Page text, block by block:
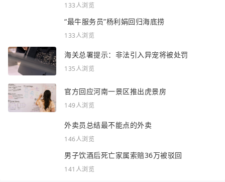
133人浏览
“最牛服务员”杨利娟回归海底捞
133人浏览
海关总署提示：非法引入异宠将被处罚
135人浏览
官方回应河南一景区推出虎景房
149人浏览
外卖员总结最不能点的外卖
146人浏览
男子饮酒后死亡家属索赔36万被驳回
141人浏览